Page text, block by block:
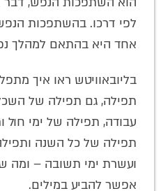
לפי דרכו. בהשתפכות
אחד היא בהתאם למהלך
בליובאוויטש ראו איך
תפילה, גם תפילה של
עבודה, תפילה של ימי
תפילה של כל השנה
ועשרת ימי תשובה – ומה
אפשר להביע במילים.